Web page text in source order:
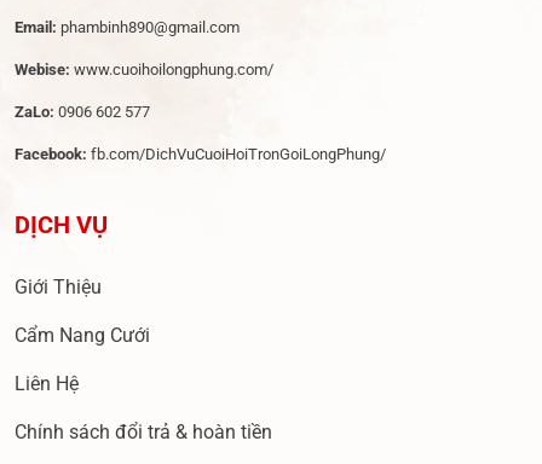
Email: phambinh890@gmail.com
Webise: www.cuoihoilongphung.com/
ZaLo: 0906 602 577
Facebook: fb.com/DichVuCuoiHoiTronGoiLongPhung/
DỊCH VỤ
Giới Thiệu
Cẩm Nang Cưới
Liên Hệ
Chính sách đổi trả & hoàn tiền